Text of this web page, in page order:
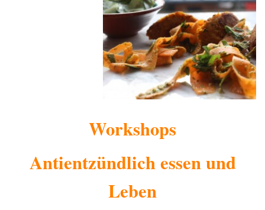
Workshops
Antientzündlich essen und
Leben